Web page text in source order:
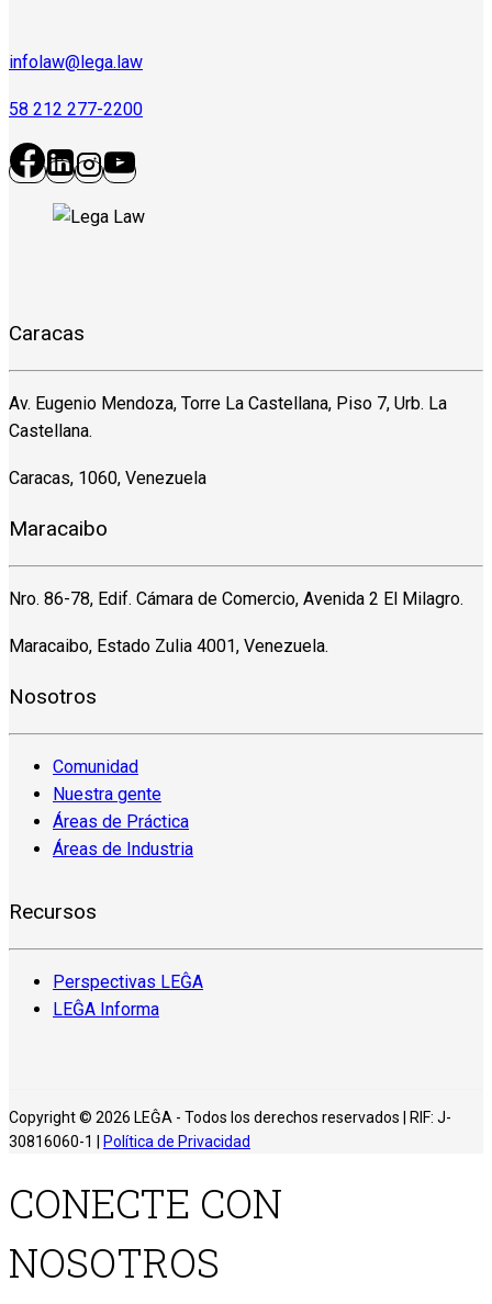
infolaw@lega.law
58 212 277-2200
Caracas
Av. Eugenio Mendoza, Torre La Castellana, Piso 7, Urb. La
Castellana.
Caracas, 1060, Venezuela
Maracaibo
Nro. 86-78, Edif. Cámara de Comercio, Avenida 2 El Milagro.
Maracaibo, Estado Zulia 4001, Venezuela.
Nosotros
Comunidad
Nuestra gente
Áreas de Práctica
Áreas de Industria
Recursos
Perspectivas LEĜA
LEĜA Informa
Copyright © 2026 LEĜA - Todos los derechos reservados | RIF: J-
30816060-1 |
Política de Privacidad
CONECTE CON
NOSOTROS